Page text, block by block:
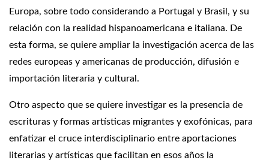
Europa, sobre todo considerando a Portugal y Brasil, y su
relación con la realidad hispanoamericana e italiana. De
esta forma, se quiere ampliar la investigación acerca de las
redes europeas y americanas de producción, difusión e
importación literaria y cultural.
Otro aspecto que se quiere investigar es la presencia de
escrituras y formas artísticas migrantes y exofónicas, para
enfatizar el cruce interdisciplinario entre aportaciones
literarias y artísticas que facilitan en esos años la